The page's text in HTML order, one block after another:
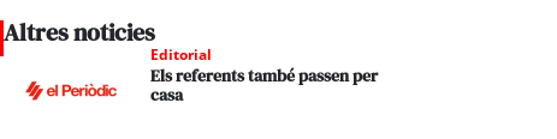
Altres noticies
Editorial
Els referents també passen per
casa